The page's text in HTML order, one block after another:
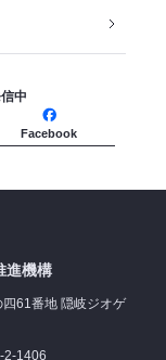
中
Facebook
進機構
61番地 隠岐ジオゲ
2-1406